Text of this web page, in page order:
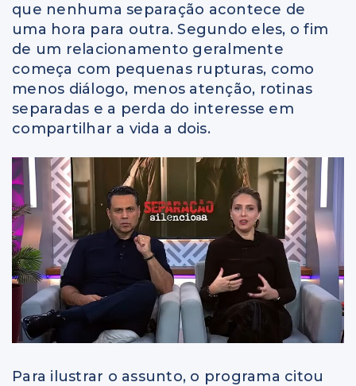
que nenhuma separação acontece de
uma hora para outra. Segundo eles, o fim
de um relacionamento geralmente
começa com pequenas rupturas, como
menos diálogo, menos atenção, rotinas
separadas e a perda do interesse em
compartilhar a vida a dois.
Para ilustrar o assunto, o programa citou